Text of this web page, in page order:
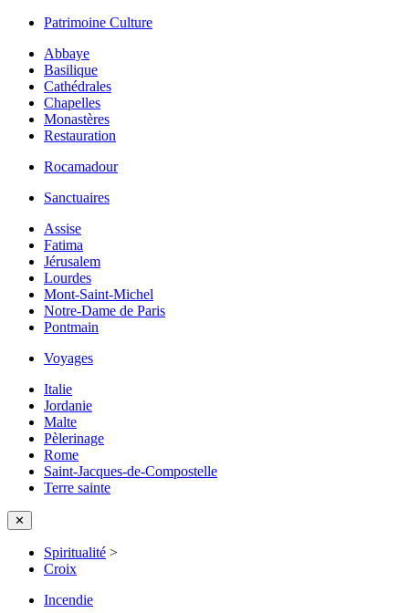
Patrimoine Culture
Abbaye
Basilique
Cathédrales
Chapelles
Monastères
Restauration
Rocamadour
Sanctuaires
Assise
Fatima
Jérusalem
Lourdes
Mont-Saint-Michel
Notre-Dame de Paris
Pontmain
Voyages
Italie
Jordanie
Malte
Pèlerinage
Rome
Saint-Jacques-de-Compostelle
Terre sainte
✕
Spiritualité >
Croix
Incendie